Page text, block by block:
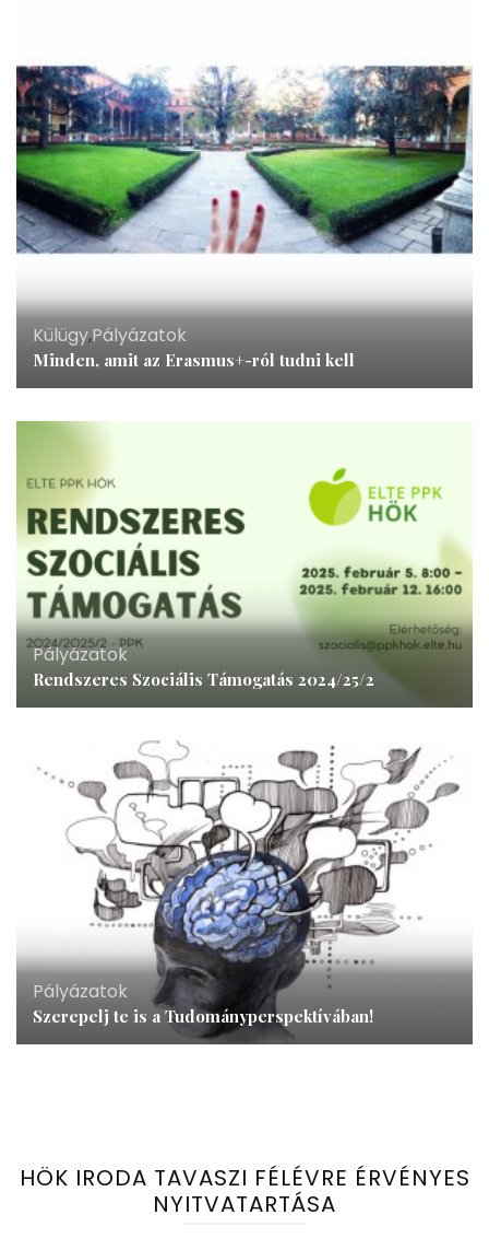
Külügy,Pályázatok
Minden, amit az Erasmus+-ról tudni kell
Pályázatok
Rendszeres Szociális Támogatás 2024/25/2
Pályázatok
Szerepelj te is a Tudományperspektívában!
HÖK IRODA TAVASZI FÉLÉVRE ÉRVÉNYES
NYITVATARTÁSA